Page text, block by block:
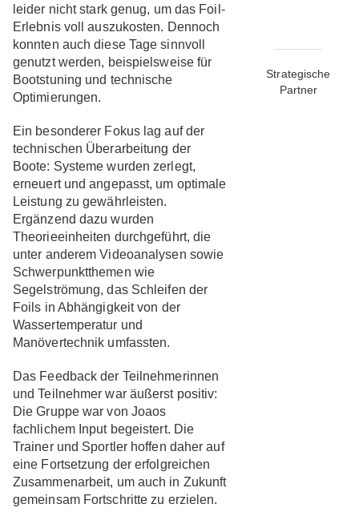
leider nicht stark genug, um das Foil-
Erlebnis voll auszukosten. Dennoch
konnten auch diese Tage sinnvoll
genutzt werden, beispielsweise für
Bootstuning und technische
Optimierungen.
Ein besonderer Fokus lag auf der
technischen Überarbeitung der
Boote: Systeme wurden zerlegt,
erneuert und angepasst, um optimale
Leistung zu gewährleisten.
Ergänzend dazu wurden
Theorieeinheiten durchgeführt, die
unter anderem Videoanalysen sowie
Schwerpunktthemen wie
Segelströmung, das Schleifen der
Foils in Abhängigkeit von der
Wassertemperatur und
Manövertechnik umfassten.
Das Feedback der Teilnehmerinnen
und Teilnehmer war äußerst positiv:
Die Gruppe war von Joaos
fachlichem Input begeistert. Die
Trainer und Sportler hoffen daher auf
eine Fortsetzung der erfolgreichen
Zusammenarbeit, um auch in Zukunft
gemeinsam Fortschritte zu erzielen.
Strategische
Partner